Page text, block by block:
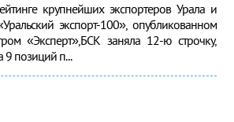
крупнейших экспортеров Урала и
экспорт-100», опубликованном
«Эксперт»,БСК заняла 12-ю строчку,
9 позиций п...